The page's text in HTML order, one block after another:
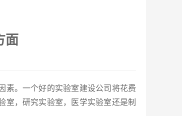
面
素。一个好的实验室建设公司将花费
室，研究实验室，医学实验室还是制